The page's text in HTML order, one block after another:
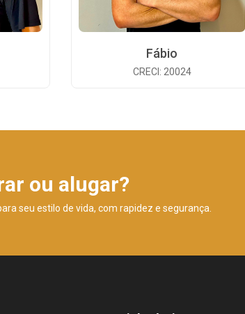
Fábio
CRECI: 20024
ou alugar?
seu estilo de vida, com rapidez e segurança.